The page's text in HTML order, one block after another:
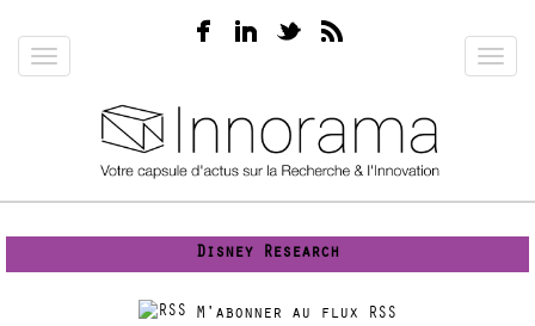
au
contenuToggle
Disney Research
M'abonner au flux RSS